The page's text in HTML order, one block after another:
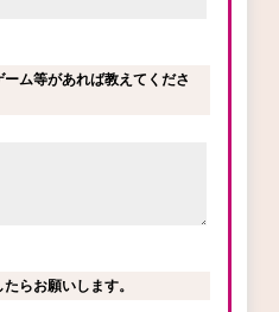
ム等があれば教えてくださ
らお願いします。